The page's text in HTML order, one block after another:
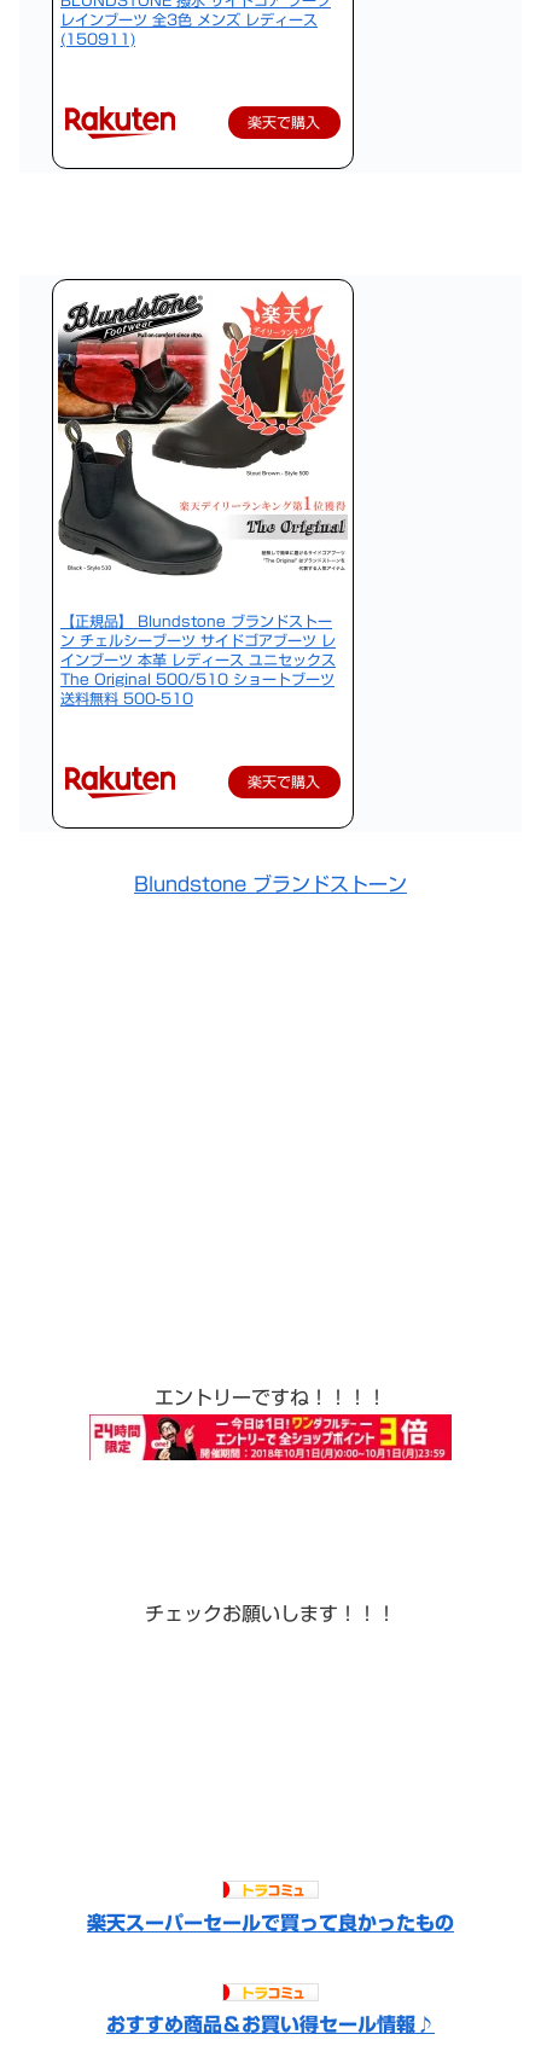
レインブーツ 全3色 メンズ レディース
(150911)
楽天で購入
【正規品】 Blundstone ブランドストー
ン チェルシーブーツ サイドゴアブーツ レ
インブーツ 本革 レディース ユニセックス
The Original 500/510 ショートブーツ
送料無料 500-510
楽天で購入
Blundstone ブランドストーン
エントリーですね！！！！
チェックお願いします！！！
楽天スーパーセールで買って良かったもの
おすすめ商品＆お買い得セール情報♪